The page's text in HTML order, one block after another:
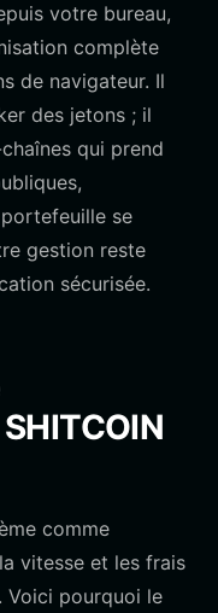
votre bureau,
complète
de navigateur. Il
des jetons ; il
qui prend
se
gestion reste
sécurisée.
comme
vitesse et les frais
Voici pourquoi le